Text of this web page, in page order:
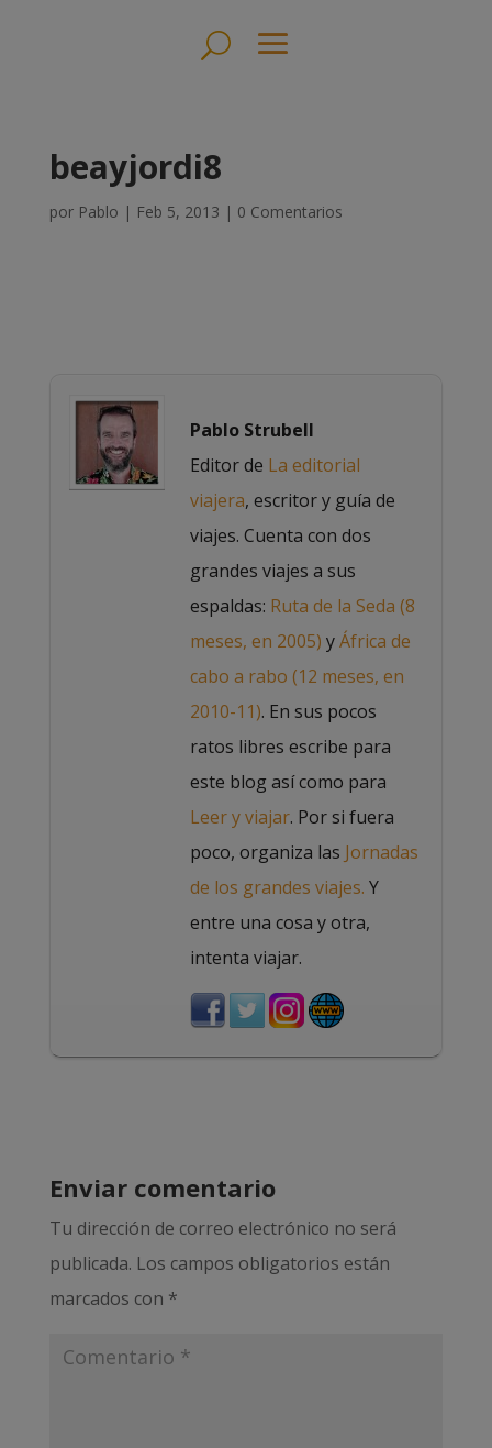
beayjordi8
por Pablo | Feb 5, 2013 | 0 Comentarios
Pablo Strubell
Editor de La editorial
viajera, escritor y guía de
viajes. Cuenta con dos
grandes viajes a sus
espaldas: Ruta de la Seda (8
meses, en 2005) yÁfrica de
cabo a rabo (12 meses, en
2010-11). En sus pocos
ratos libres escribe para
este blog así como para
Leer y viajar. Por si fuera
poco, organiza las Jornadas
de los grandes viajes. Y
entre una cosa y otra,
intenta viajar.
Enviar comentario
Tu dirección de correo electrónico no será
publicada. Los campos obligatorios están
marcados con *